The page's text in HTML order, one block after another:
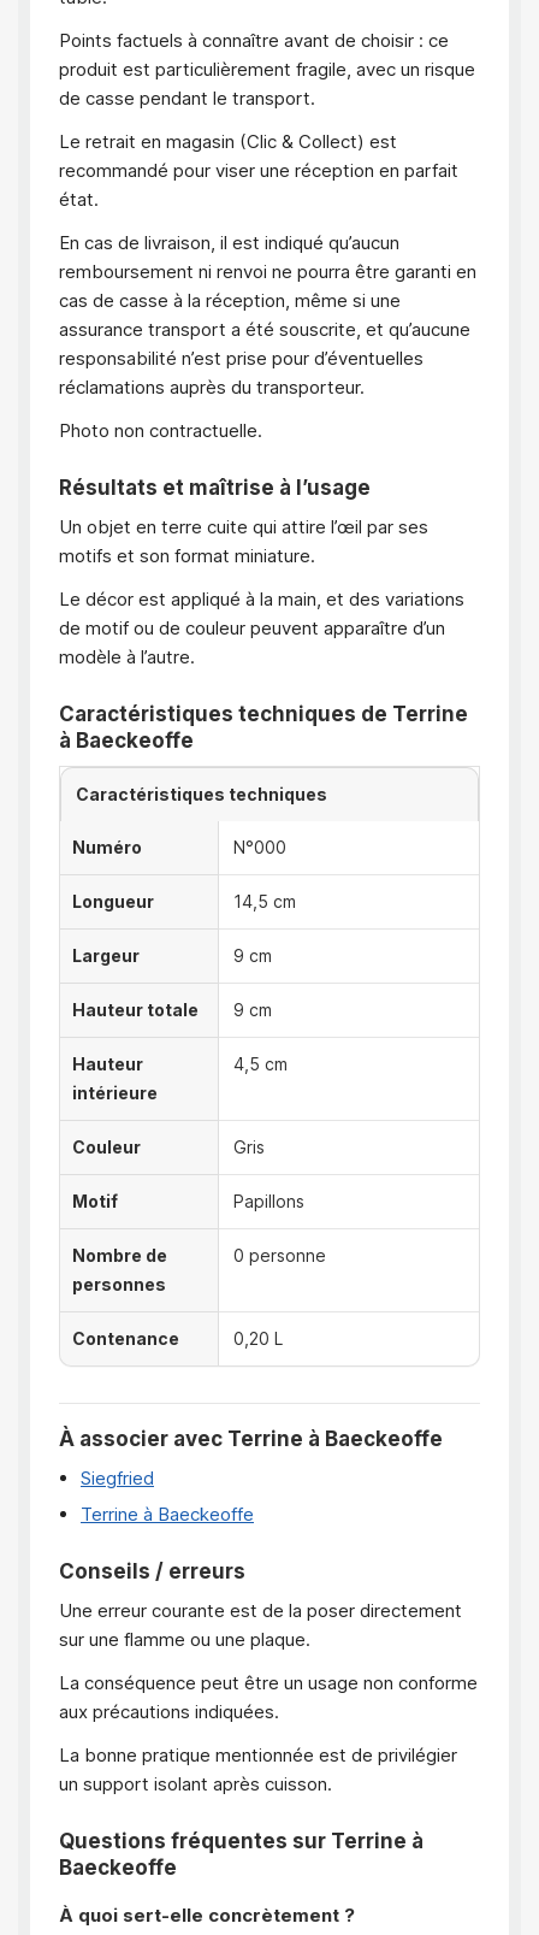
Points factuels à connaître avant de choisir : ce
produit est particulièrement fragile, avec un risque
de casse pendant le transport.
Le retrait en magasin (Clic & Collect) est
recommandé pour viser une réception en parfait
état.
En cas de livraison, il est indiqué qu’aucun
remboursement ni renvoi ne pourra être garanti en
cas de casse à la réception, même si une
assurance transport a été souscrite, et qu’aucune
responsabilité n’est prise pour d’éventuelles
réclamations auprès du transporteur.
Photo non contractuelle.
Résultats et maîtrise à l’usage
Un objet en terre cuite qui attire l’œil par ses
motifs et son format miniature.
Le décor est appliqué à la main, et des variations
de motif ou de couleur peuvent apparaître d’un
modèle à l’autre.
Caractéristiques techniques de Terrine
à Baeckeoffe
Caractéristiques techniques
Numéro N°000
Longueur 14,5 cm
Largeur 9 cm
Hauteur totale 9 cm
Hauteur
intérieure
4,5 cm
Couleur Gris
Motif Papillons
Nombre de
personnes
0 personne
Contenance 0,20 L
À associer avec Terrine à Baeckeoffe
Siegfried
Terrine à Baeckeoffe
Conseils / erreurs
Une erreur courante est de la poser directement
sur une flamme ou une plaque.
La conséquence peut être un usage non conforme
aux précautions indiquées.
La bonne pratique mentionnée est de privilégier
un support isolant après cuisson.
Questions fréquentes sur Terrine à
Baeckeoffe
À quoi sert-elle concrètement ?